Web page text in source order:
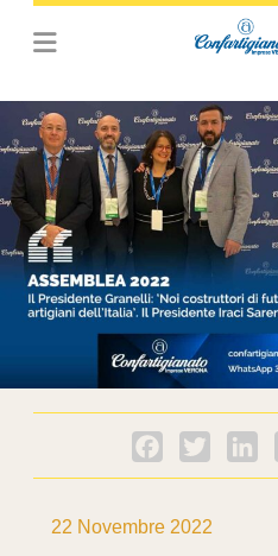
Facebook
Twitter
22 Novembre 2022